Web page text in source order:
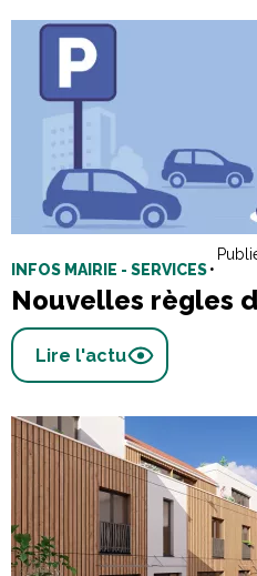
INFOS MAIRIE - SERVICES•
Nouvelles règles
Lire l'actu